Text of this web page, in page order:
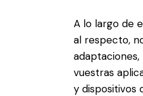
A lo largo de
al respecto,
vuestras
y dispositivos